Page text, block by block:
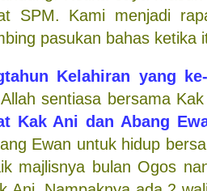
SPM. Kami menjadi
pasukan bahas ketika
Kelahiran yang
sentiasa bersama
Kak Ani dan Abang
Ewan untuk hidup
majlisnya bulan Ogos